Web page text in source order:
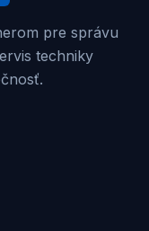
pre správu
techniky